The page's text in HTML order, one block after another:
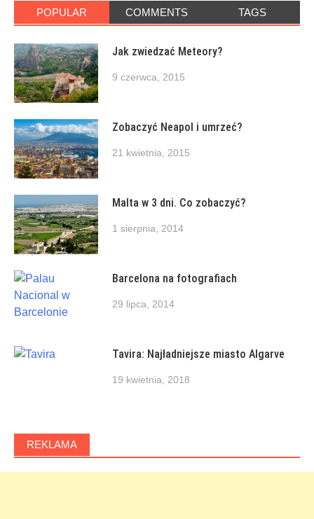
POPULAR COMMENTS TAGS
Jak zwiedzać Meteory?
9 czerwca, 2015
Zobaczyć Neapol i umrzeć?
21 kwietnia, 2015
Malta w 3 dni. Co zobaczyć?
1 sierpnia, 2014
Barcelona na fotografiach
29 lipca, 2014
Tavira: Najładniejsze miasto Algarve
19 kwietnia, 2018
REKLAMA